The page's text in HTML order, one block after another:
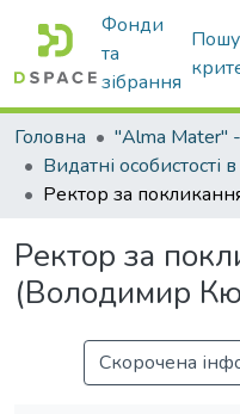
Фонди
та
зібрання
Головна
Ректор за
(Володимир
Скорочена